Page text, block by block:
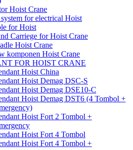
Hoist Crane
for electrical Hoist
for Hoist
Carriege for Hoist Crane
Hoist Crane
komponen Hoist Crane
FOR HOIST CRANE
Hoist China
Hoist Demag DSC-S
Hoist Demag DSE10-C
Hoist Demag DST6 (4 Tombol +
Hoist Fort 2 Tombol +
Hoist Fort 4 Tombol
Hoist Fort 4 Tombol +